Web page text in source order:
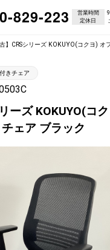
829-223 営業時間
定休日
】CRSシリーズ KOKUYO(コクヨ) オフィスチェ
きチェア
ーズ KOKUYO(コ
ェア ブラック